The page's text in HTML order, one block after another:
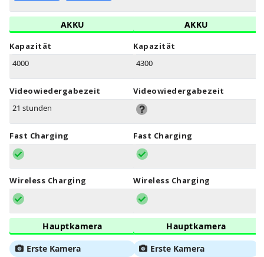
AKKU
Kapazität
4000
Videowiedergabezeit
21 stunden
Fast Charging
Wireless Charging
Hauptkamera
Erste Kamera
AKKU
Kapazität
4300
Videowiedergabezeit
Fast Charging
Wireless Charging
Hauptkamera
Erste Kamera